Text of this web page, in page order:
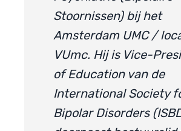
Stoornissen) bij het
Amsterdam UMC /
VUmc. Hij is Vice-
of Education van de
International Society
Bipolar Disorders